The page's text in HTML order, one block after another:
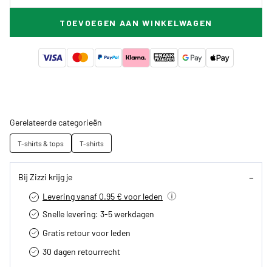
TOEVOEGEN AAN WINKELWAGEN
Gerelateerde categorieën
T-shirts & tops T-shirts
Bij Zizzi krijg je
Levering vanaf 0.95 € voor leden
Snelle levering: 3-5 werkdagen
Gratis retour voor leden
30 dagen retourrecht­